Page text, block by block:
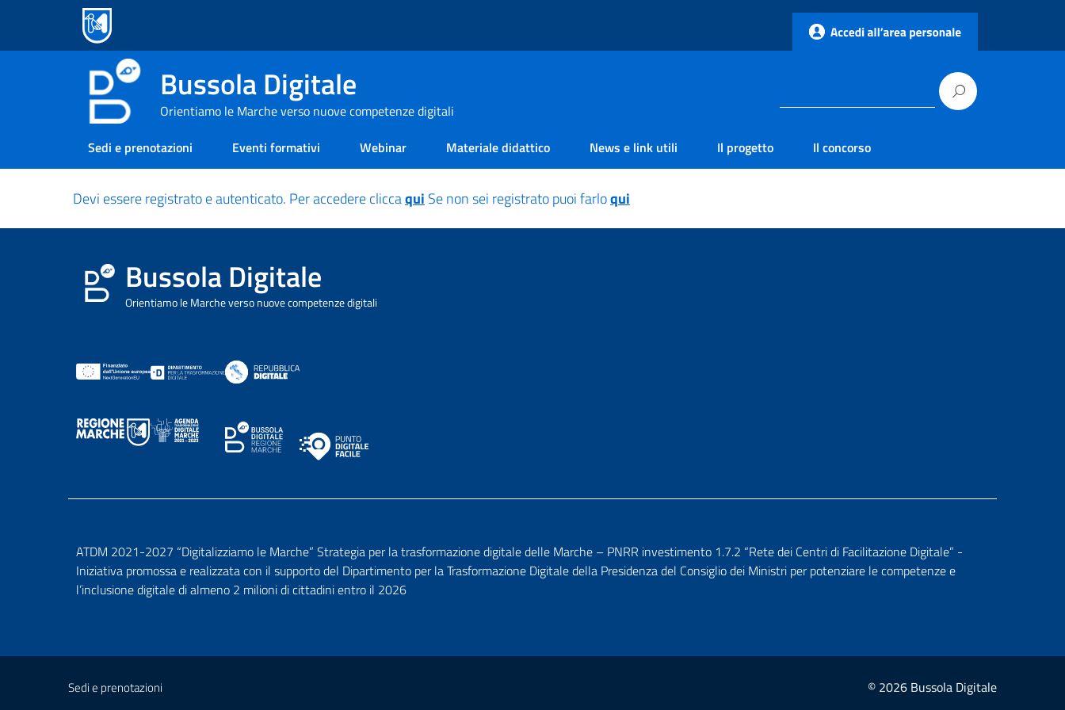
Bussola Digitale
Orientiamo le Marche verso nuove competenze digitali
Sedi e prenotazioni
Eventi formativi Webinar Materiale didattico News e link utili Il progetto Il concorso
Devi essere registrato e autenticato. Per accedere cliccaqui Se non sei registrato puoi farloqui
Bussola Digitale
Orientiamo le Marche verso nuove competenze digitali
ATDM 2021-2027 “Digitalizziamo le Marche” Strategia per la trasformazione digitale delle Marche – PNRR investimento 1.7.2 “Rete dei Centri di Facilitazione Digitale” -
Iniziativa promossa e realizzata con il supporto del Dipartimento per la Trasformazione Digitale della Presidenza del Consiglio dei Ministri per potenziare le competenze e
l’inclusione digitale di almeno 2 milioni di cittadini entro il 2026
Sedi e prenotazioni © 2026 Bussola Digitale